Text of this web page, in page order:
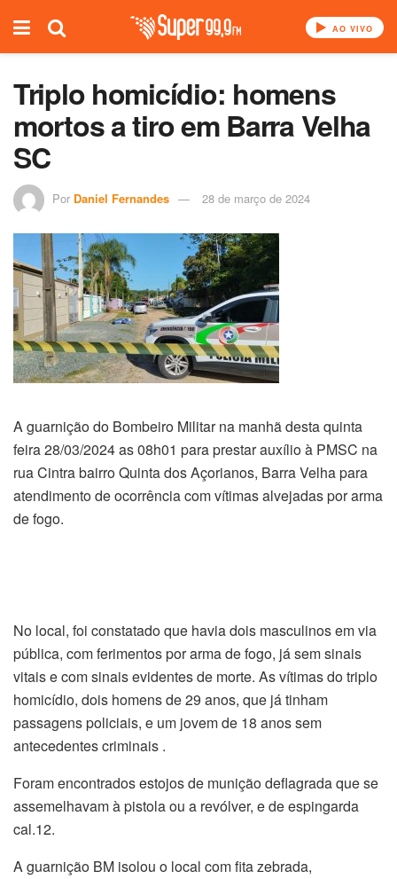
AO VIVO
Triplo homicídio: homens
mortos a tiro em Barra Velha
SC
Por Daniel Fernandes 28 de março de 2024
A guarnição do Bombeiro Militar na manhã desta quinta
feira 28/03/2024 as 08h01 para prestar auxílio à PMSC na
rua Cintra bairro Quinta dos Açorianos, Barra Velha para
atendimento de ocorrência com vítimas alvejadas por arma
de fogo.
No local, foi constatado que havia dois masculinos em via
pública, com ferimentos por arma de fogo, já sem sinais
vitais e com sinais evidentes de morte. As vítimas do triplo
homicídio, dois homens de 29 anos, que já tinham
passagens policiais, e um jovem de 18 anos sem
antecedentes criminais .
Foram encontrados estojos de munição deflagrada que se
assemelhavam à pistola ou a revólver, e de espingarda
cal.12.
A guarnição BM isolou o local com fita zebrada,